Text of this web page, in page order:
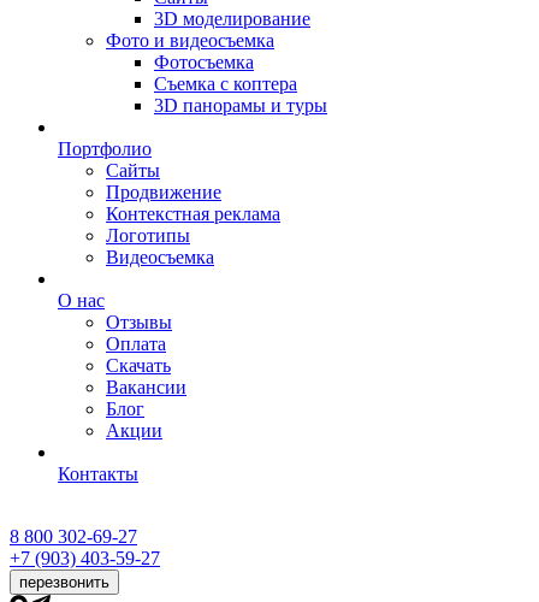
3D моделирование
Фото и видеосъемка
Фотосъемка
Съемка с коптера
3D панорамы и туры
Портфолио
Сайты
Продвижение
Контекстная реклама
Логотипы
Видеосъемка
О нас
Отзывы
Оплата
Скачать
Вакансии
Блог
Акции
Контакты
8 800 302-69-27
+7 (903) 403-59-27
перезвонить